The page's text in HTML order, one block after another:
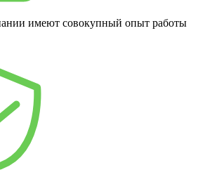
имеют совокупный опыт работы